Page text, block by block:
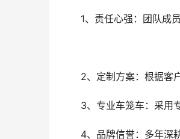
1、责任心强：团队成
2、定制方案：根据客
3、专业车笼车：采用
4、品牌信誉：多年深